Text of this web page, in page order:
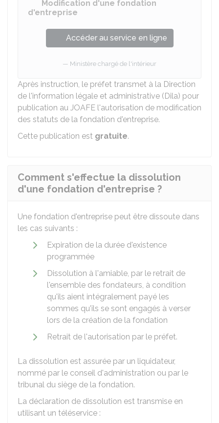
Modification d'une fondation
d'entreprise
Accéder au service en ligne
Ministère chargé de l'intérieur
Après instruction, le préfet transmet à la Direction
de l'information légale et administrative (Dila) pour
publication au JOAFE l'autorisation de modification
des statuts de la fondation d'entreprise.
Cette publication est gratuite.
Comment s'effectue la dissolution
d'une fondation d'entreprise ?
Une fondation d'entreprise peut être dissoute dans
les cas suivants :
Expiration de la durée d'existence
programmée
Dissolution à l'amiable, par le retrait de
l'ensemble des fondateurs, à condition
qu'ils aient intégralement payé les
sommes qu'ils se sont engagés à verser
lors de la création de la fondation
Retrait de l'autorisation par le préfet.
La dissolution est assurée par un liquidateur,
nommé par le conseil d'administration ou par le
tribunal du siège de la fondation.
La déclaration de dissolution est transmise en
utilisant un téléservice :